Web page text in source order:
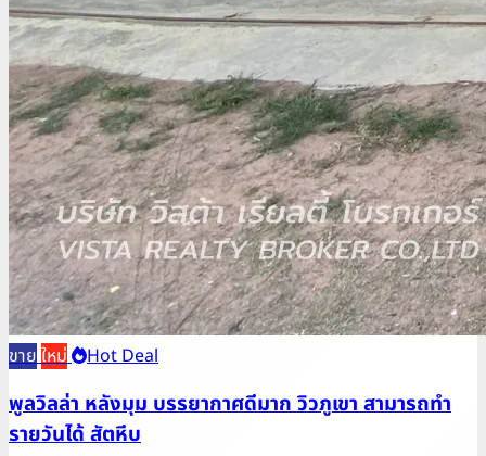
ขาย ใหม่ Hot Deal
พูลวิลล่า หลังมุม บรรยากาศดีมาก วิวภูเขา สามารถทำ
รายวันได้ สัตหีบ